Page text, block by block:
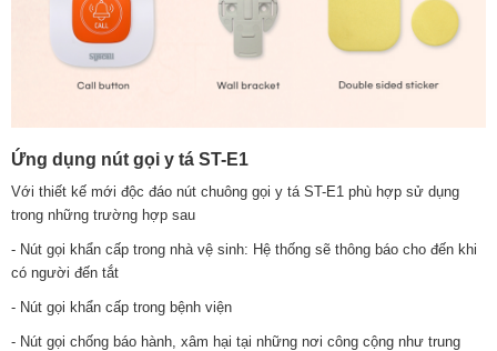
Ứng dụng nút gọi y tá ST-E1
Với thiết kế mới độc đáo nút chuông gọi y tá ST-E1 phù hợp sử dụng
trong những trường hợp sau
- Nút gọi khẩn cấp trong nhà vệ sinh: Hệ thống sẽ thông báo cho đến khi
có người đến tắt
- Nút gọi khẩn cấp trong bệnh viện
- Nút gọi chống báo hành, xâm hại tại những nơi công cộng như trung